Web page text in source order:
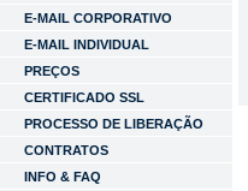
E-MAIL CORPORATIVO
E-MAIL INDIVIDUAL
PREÇOS
CERTIFICADO SSL
PROCESSO DE LIBERAÇÃO
CONTRATOS
INFO & FAQ